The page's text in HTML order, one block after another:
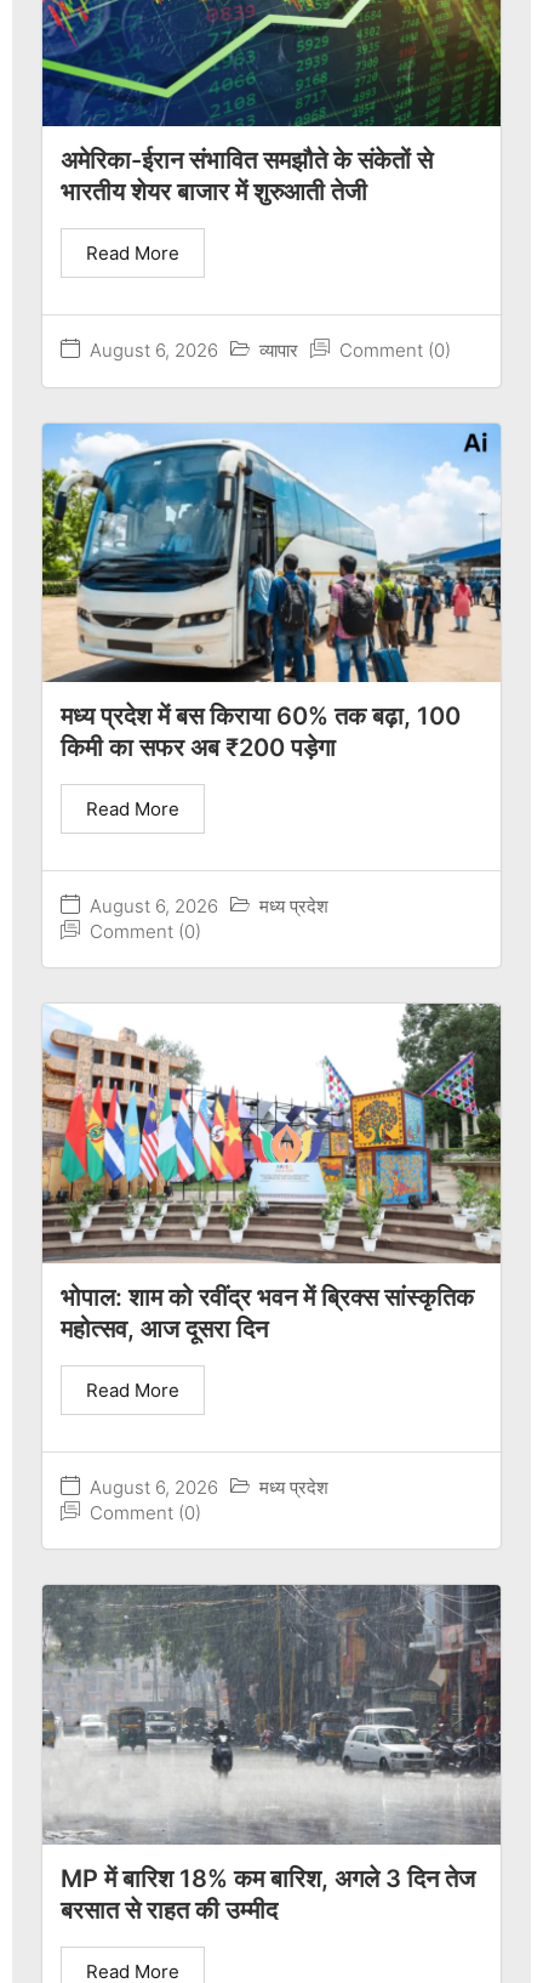
अमेरिका-ईरान संभावित समझौते के संकेतों से
भारतीय शेयर बाजार में शुरुआती तेजी
August 6, 2026 व्यापार Comment (0)
Read More
मध्य प्रदेश में बस किराया 60% तक बढ़ा, 100
किमी का सफर अब ₹200 पड़ेगा
August 6, 2026
मध्य प्रदेश
Comment (0)
Read More
भोपाल: शाम को रवींद्र भवन में ब्रिक्स सांस्कृतिक
महोत्सव, आज दूसरा दिन
August 6, 2026
मध्य प्रदेश
Comment (0)
Read More
MP में बारिश 18% कम बारिश, अगले 3 दिन तेज
बरसात से राहत की उम्मीद
Read More